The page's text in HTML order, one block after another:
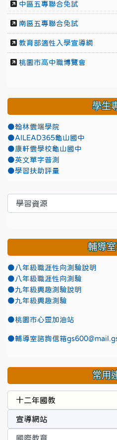
中區五專聯合免試
南區五專聯合免試
教育部適性入學宣導網
桃園市高中職博覽會
學生
●翰林雲端學院
●AILEAD365龜山國中
●康軒雲學校龜山國中
●英文單字普測
●學習扶助評量
輔導
●八年級職涯性向測驗說明
●八年級職涯性向測驗
●九年級興趣測驗說明
●九年級興趣測驗
●桃園市心靈加油站
●輔導室諮詢信箱
常用